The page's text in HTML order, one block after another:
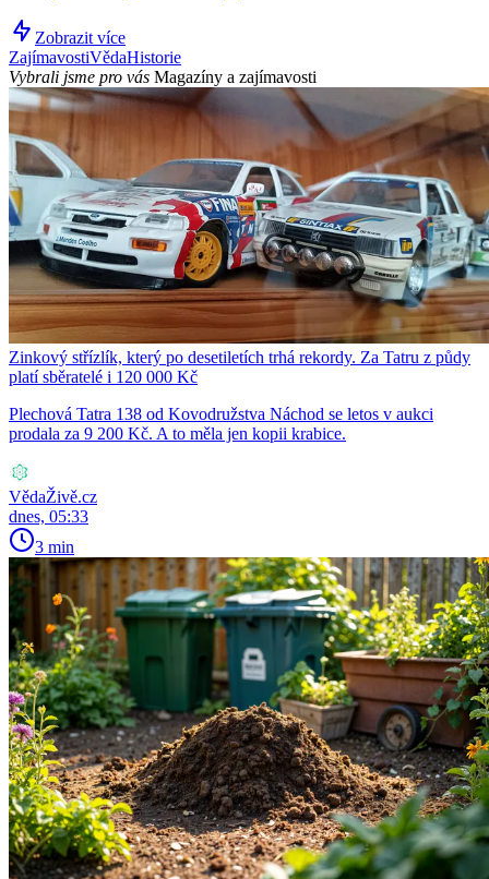
Zobrazit více
ZajímavostiVědaHistorie
Vybrali jsme pro vás Magazíny a zajímavosti
Zinkový střízlík, který po desetiletích trhá rekordy. Za Tatru z půdy
platí sběratelé i 120 000 Kč
Plechová Tatra 138 od Kovodružstva Náchod se letos v aukci
prodala za 9 200 Kč. A to měla jen kopii krabice.
VědaŽivě.cz
dnes, 05:33
3 min